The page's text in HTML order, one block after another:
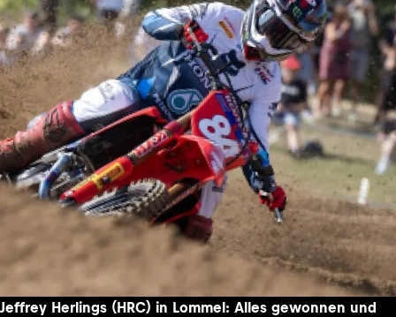
Jeffrey Herlings (HRC) in Lommel: Alles gewonnen und